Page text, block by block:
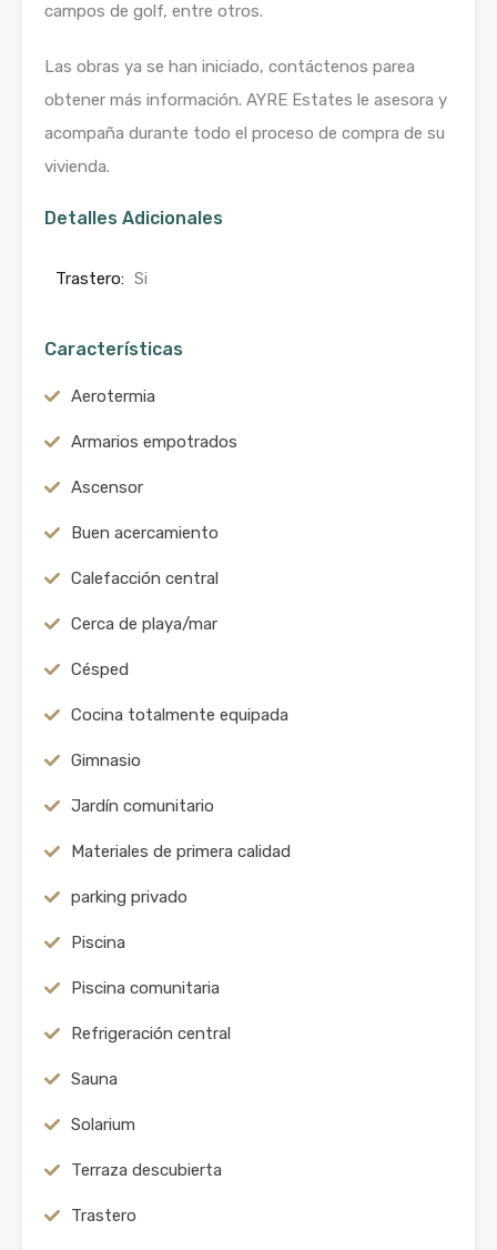
campos de golf, entre otros.
Las obras ya se han iniciado, contáctenos parea
obtener más información. AYRE Estates le asesora y
acompaña durante todo el proceso de compra de su
vivienda.
Detalles Adicionales
Trastero: Si
Características
Aerotermia
Armarios empotrados
Ascensor
Buen acercamiento
Calefacción central
Cerca de playa/mar
Césped
Cocina totalmente equipada
Gimnasio
Jardín comunitario
Materiales de primera calidad
parking privado
Piscina
Piscina comunitaria
Refrigeración central
Sauna
Solarium
Terraza descubierta
Trastero